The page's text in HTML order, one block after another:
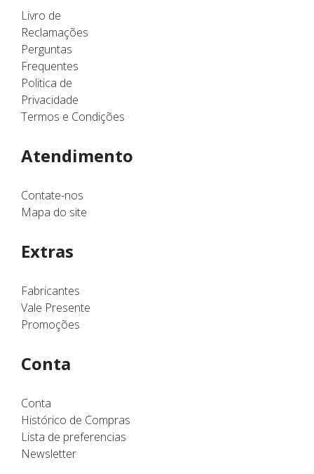
Livro de
Reclamações
Perguntas
Frequentes
Politica de
Privacidade
Termos e Condições
Atendimento
Contate-nos
Mapa do site
Extras
Fabricantes
Vale Presente
Promoções
Conta
Conta
Histórico de Compras
Lista de preferencias
Newsletter